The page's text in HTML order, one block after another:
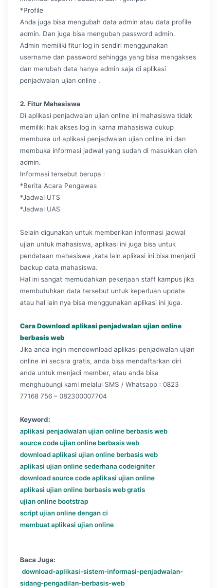
*Profile
Anda juga bisa mengubah data admin atau data profile
admin. Dan juga bisa mengubah password admin.
Admin memiliki fitur log in sendiri menggunakan
username dan password sehingga yang bisa mengakses
dan merubah data hanya admin saja di aplikasi
penjadwalan ujian online .
2. Fitur Mahasiswa
Di aplikasi penjadwalan ujian online ini mahasiswa tidak
memiliki hak akses log in karna mahasiswa cukup
membuka url aplikasi penjadwalan ujian online ini dan
membuka informasi jadwal yang sudah di masukkan oleh
admin.
Informasi tersebut berupa :
*Berita Acara Pengawas
*Jadwal UTS
*Jadwal UAS
Selain digunakan untuk memberikan informasi jadwal
ujian untuk mahasiswa, aplikasi ini juga bisa untuk
pendataan mahasiswa ,kata lain aplikasi ini bisa menjadi
backup data mahasiswa.
Hal ini sangat memudahkan pekerjaan staff kampus jika
membutuhkan data tersebut untuk keperluan update
atau hal lain nya bisa menggunakan aplikasi ini juga.
Cara Download aplikasi penjadwalan ujian online
berbasis web
Jika anda ingin mendownload aplikasi penjadwalan ujian
online ini secara gratis, anda bisa mendaftarkan diri
anda untuk menjadi member, atau anda bisa
menghubungi kami melalui SMS / Whatsapp : 0823
77168 756 – 082300007704
Keyword:
aplikasi penjadwalan ujian online berbasis web
source code ujian online berbasis web
download aplikasi ujian online berbasis web
aplikasi ujian online sederhana codeigniter
download source code aplikasi ujian online
aplikasi ujian online berbasis web gratis
ujian online bootstrap
script ujian online dengan ci
membuat aplikasi ujian online
Baca Juga:
download-aplikasi-sistem-informasi-penjadwalan-
sidang-pengadilan-berbasis-web